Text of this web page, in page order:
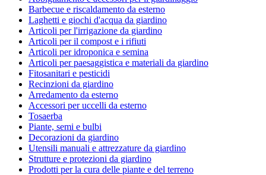
Barbecue e riscaldamento da esterno
Laghetti e giochi d'acqua da giardino
Articoli per l'irrigazione da giardino
Articoli per il compost e i rifiuti
Articoli per idroponica e semina
Articoli per paesaggistica e materiali da giardino
Fitosanitari e pesticidi
Recinzioni da giardino
Arredamento da esterno
Accessori per uccelli da esterno
Tosaerba
Piante, semi e bulbi
Decorazioni da giardino
Utensili manuali e attrezzature da giardino
Strutture e protezioni da giardino
Prodotti per la cura delle piante e del terreno